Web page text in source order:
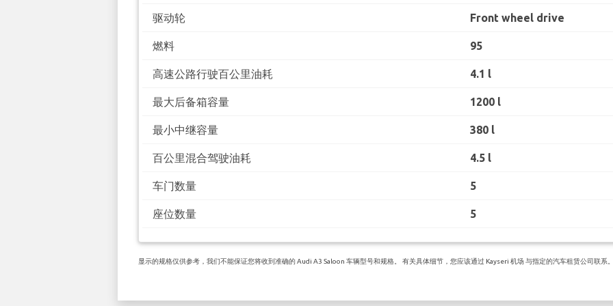
驱动轮 Front wheel drive
燃料 95
高速公路行驶百公里油耗 4.1 l
最大后备箱容量 1200 l
最小中继容量 380 l
百公里混合驾驶油耗 4.5 l
车门数量 5
座位数量 5
显示的规格仅供参考，我们不能保证您将收到准确的 Audi A3 Saloon 车辆型号和规格。 有关具体细节，您应该通过 Kayseri 机场 与指定的汽车租赁公司联系